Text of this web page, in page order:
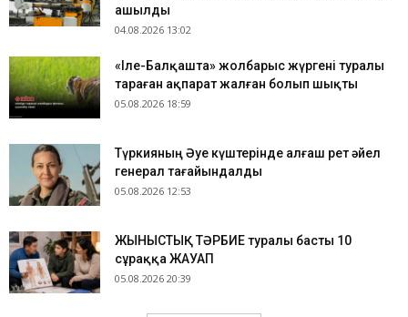
ашылды
04.08.2026 13:02
«Іле-Балқашта» жолбарыс жүргені туралы
тараған ақпарат жалған болып шықты
05.08.2026 18:59
Түркияның Әуе күштерінде алғаш рет әйел
генерал тағайындалды
05.08.2026 12:53
ЖЫНЫСТЫҚ ТӘРБИЕ туралы басты 10
сұраққа ЖАУАП
05.08.2026 20:39